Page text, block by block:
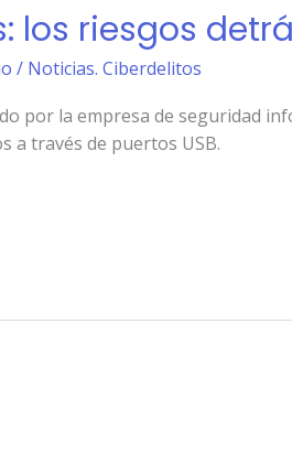
los riesgos
/ Noticias. Ciberdelitos
por la empresa de seguridad
a través de puertos USB.